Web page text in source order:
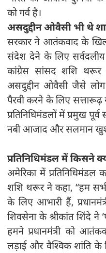
को गर्व है।
असदुद्दीन ओवैसी भी थे
सरकार ने आतंकवाद के
संदेश देने के लिए
कांग्रेस सांसद शशि
असदुद्दीन ओवैसी जैसे
पैरवी करने के लिए
प्रतिनिधिमंडलों में प्रमुख पूर्व
नबी आजाद और सलमान
प्रतिनिधिमंडल में किसने
अमेरिका में प्रतिनिधिमंडल
शशि थरूर ने कहा, “हम
के लिए आभारी हैं,
शिवसेना के श्रीकांत शिंदे ने
हमने प्रधानमंत्री को
लड़ाई और वैश्विक शांति के